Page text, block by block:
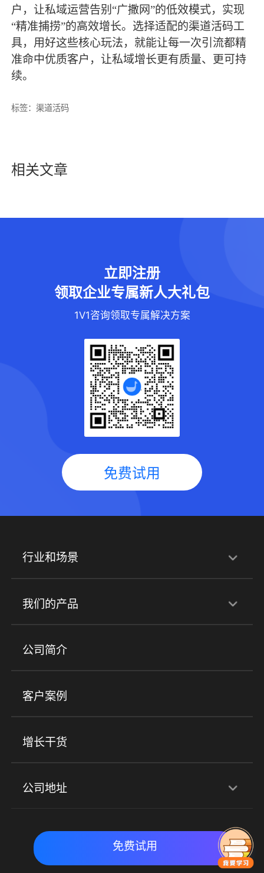
户，让私域运营告别“广撒网”的低效模式，实现
“精准捕捞”的高效增长。选择适配的渠道活码工
具，用好这些核心玩法，就能让每一次引流都精
准命中优质客户，让私域增长更有质量、更可持
续。
标签：渠道活码
相关文章
立即注册
领取企业专属新人大礼包
1V1咨询领取专属解决方案
免费试用
行业和场景
行业解决方案
培训机构 职业技能培训 兴趣培训
金融行业
心理机构
实时私域带货 数字化运营
我们的产品
产品
小程序商城 ERP 企微SCRM
社群圈子
公司简介
客户案例
增长干货
公司地址
北京地址：北京市朝阳区朝外大街乙6号23层
免费试用